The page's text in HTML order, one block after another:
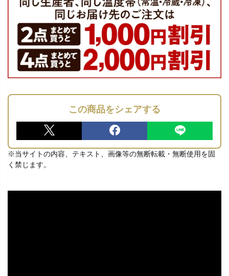
この商品をシェアする
※当サイトの内容、テキスト、画像等の無断転載・無断使用を固
く禁じます。